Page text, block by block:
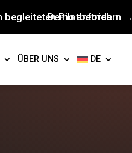
begleiteten Pilotbetrieb.
Demo anfordern →
ÜBER UNS DE